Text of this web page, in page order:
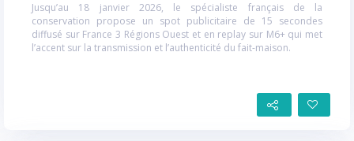
Jusqu’au 18 janvier 2026, le spécialiste français de la
conservation propose un spot publicitaire de 15 secondes
diffusé sur France 3 Régions Ouest et en replay sur M6+ qui met
l’accent sur la transmission et l’authenticité du fait-maison.